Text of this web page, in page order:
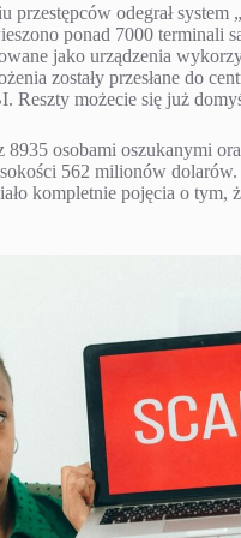
przestępców odegrał system
ponad 7000 terminali
jako urządzenia
zostały przesłane do
Reszty możecie się już
8935 osobami oszukanymi
562 milionów dolarów.
kompletnie pojęcia o tym,